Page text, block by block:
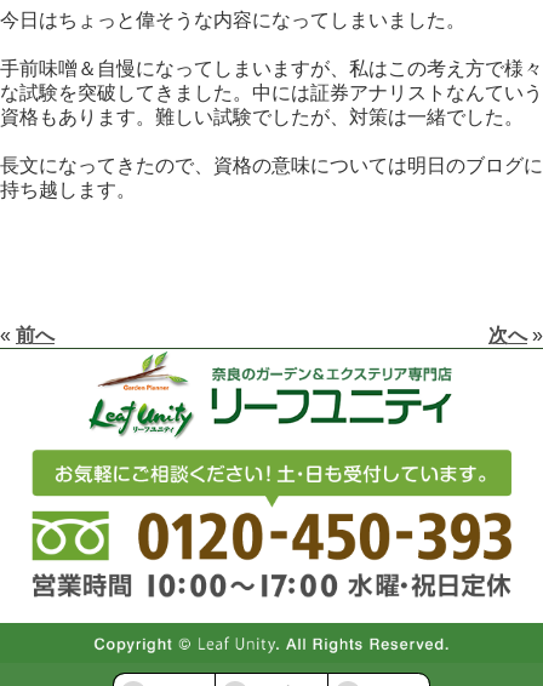
今日はちょっと偉そうな内容になってしまいました。
手前味噌＆自慢になってしまいますが、私はこの考え方で様々
な試験を突破してきました。中には証券アナリストなんていう
資格もあります。難しい試験でしたが、対策は一緒でした。
長文になってきたので、資格の意味については明日のブログに
持ち越します。
« 前へ 次へ»